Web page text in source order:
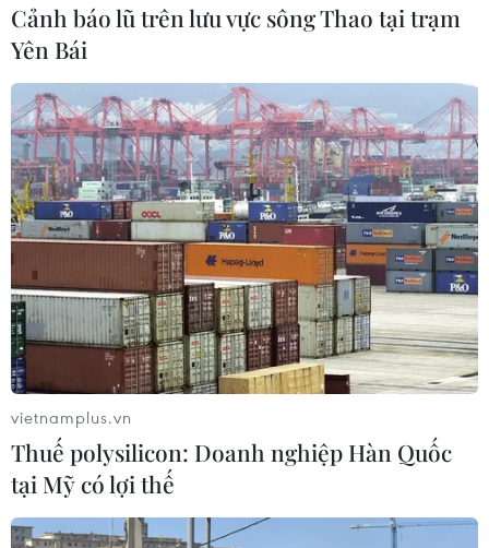
Người góp phần xây dựng chuyên ngành
Thần kinh học Việt Nam
21/08/2019 02:58
Giáo sư-tiến sỹ-thầy thuốc nhân dân Lê Đức Hinh,
nguyên Trưởng Khoa Thần kinh Bệnh viện Bạch Mai, là
người đã có đóng góp lớn trong việc "thanh toán" bệnh
viêm não Nhật Bản B ở trẻ em.
Cảnh báo lũ trên lưu vực sông Thao tại trạm
Yên Bái
vietnamplus.vn
Thuế polysilicon: Doanh nghiệp Hàn Quốc
tại Mỹ có lợi thế